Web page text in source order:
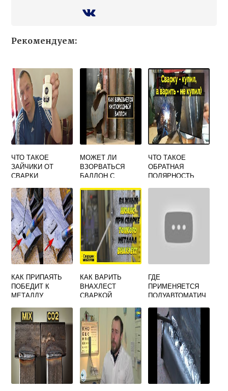
Рекомендуем:
ЧТО ТАКОЕ
ЗАЙЧИКИ ОТ
СВАРКИ
МОЖЕТ ЛИ
ВЗОРВАТЬСЯ
БАЛЛОН С
ДЛЯ
ПОЛУАВТОМАТА
ЧТО ТАКОЕ
ОБРАТНАЯ
ПОЛЯРНОСТЬ
КАК ПРИПАЯТЬ
ПОБЕДИТ К
МЕТАЛЛУ
КАК ВАРИТЬ
ВНАХЛЕСТ
СВАРКОЙ
ГДЕ
ПРИМЕНЯЕТСЯ
ПОЛУАВТОМАТИЧ